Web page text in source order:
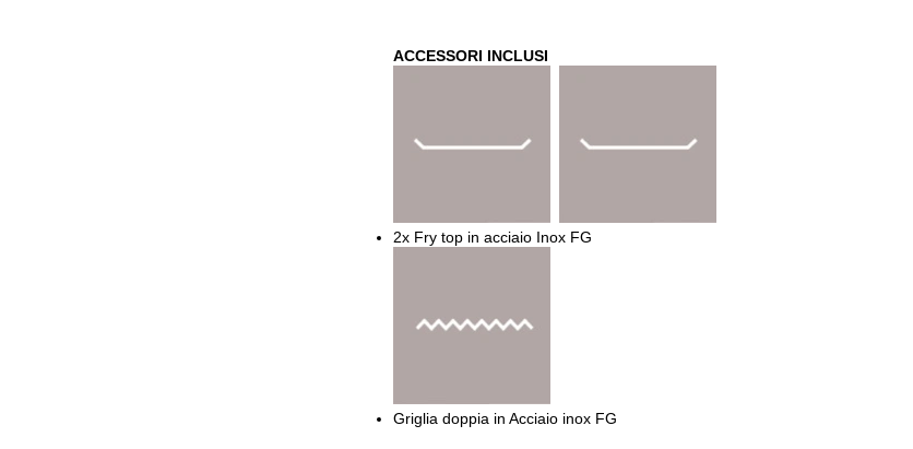
ACCESSORI INCLUSI
2x Fry top in acciaio Inox FG
Griglia doppia in Acciaio inox FG